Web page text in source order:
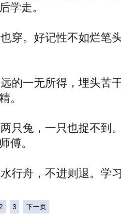
学走。
。好记性不如烂笔
一无所得，埋头苦
。
兔，一只也捉不到
傅。
舟，不进则退。学
2 3 下一页